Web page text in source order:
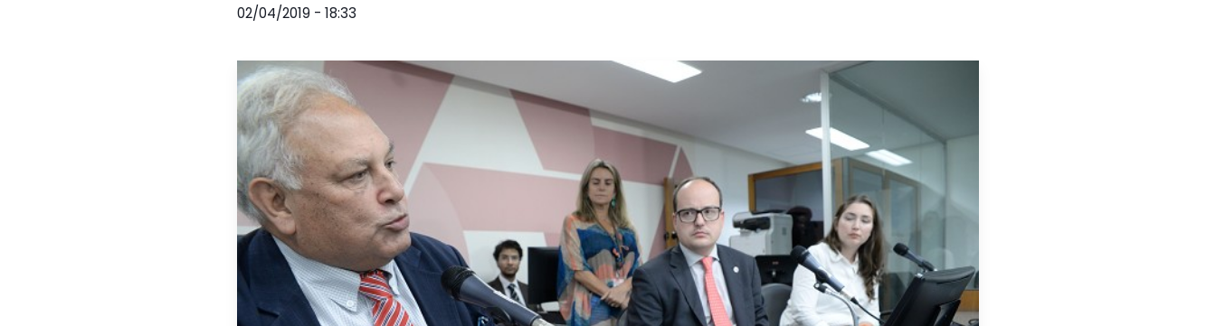
02/04/2019 - 18:33